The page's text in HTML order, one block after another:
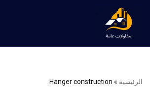
تخطى
الرئيسية »
Hanger construction